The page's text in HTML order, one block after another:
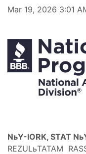
Mar 19, 2026 3:01
NьY-IORK, STAT
REZULьTATAM